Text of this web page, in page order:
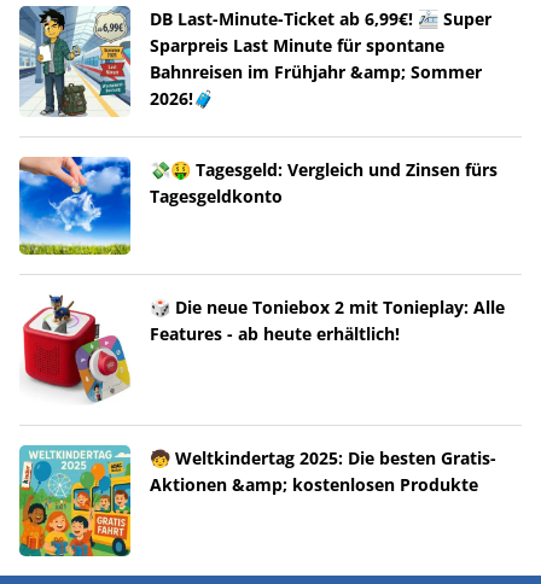
DB Last-Minute-Ticket ab 6,99€! 🚈 Super
Sparpreis Last Minute für spontane
Bahnreisen im Frühjahr &amp; Sommer
2026!🧳
💸🤑 Tagesgeld: Vergleich und Zinsen fürs
Tagesgeldkonto
🎲 Die neue Toniebox 2 mit Tonieplay: Alle
Features - ab heute erhältlich!
🧒 Weltkindertag 2025: Die besten Gratis-
Aktionen &amp; kostenlosen Produkte